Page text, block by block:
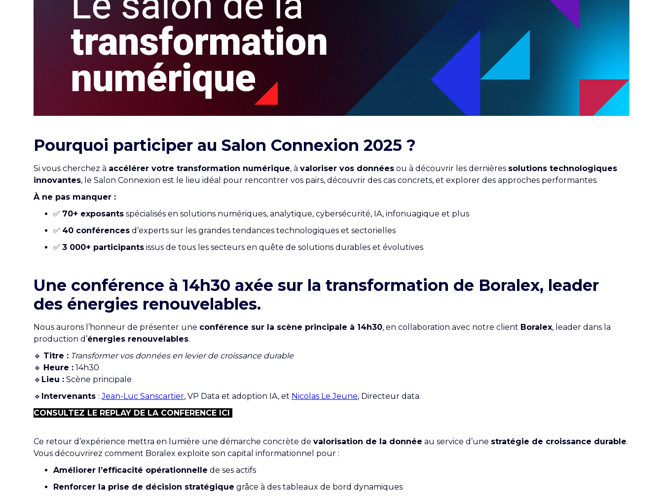
Pourquoi participer au Salon Connexion 2025 ?
Si vous cherchez à accélérer votre transformation numérique, à valoriser vos données ou à découvrir les dernières solutions technologiques
innovantes, le Salon Connexion est le lieu idéal pour rencontrer vos pairs, découvrir des cas concrets, et explorer des approches performantes.
À ne pas manquer :
✅ 70+ exposants spécialisés en solutions numériques, analytique, cybersécurité, IA, infonuagique et plus
✅ 40 conférences d’experts sur les grandes tendances technologiques et sectorielles
✅ 3 000+ participants issus de tous les secteurs en quête de solutions durables et évolutives
Une conférence à 14h30 axée sur la transformation de Boralex, leader
des énergies renouvelables.
Nous aurons l’honneur de présenter une conférence sur la scène principale à 14h30, en collaboration avec notre client Boralex, leader dans la
production d’énergies renouvelables.
🔹 Titre : Transformer vos données en levier de croissance durable
🔹 Heure : 14h30
🔹 Lieu : Scène principale
🔹 Intervenants :Jean-Luc Sanscartier, VP Data et adoption IA, et Nicolas Le Jeune, Directeur data.
CONSULTEZ LE REPLAY DE LA CONFERENCE ICI
Ce retour d’expérience mettra en lumière une démarche concrète de valorisation de la donnée au service d’une stratégie de croissance durable.
Vous découvrirez comment Boralex exploite son capital informationnel pour :
Améliorer l’efficacité opérationnelle de ses actifs
Renforcer la prise de décision stratégique grâce à des tableaux de bord dynamiques